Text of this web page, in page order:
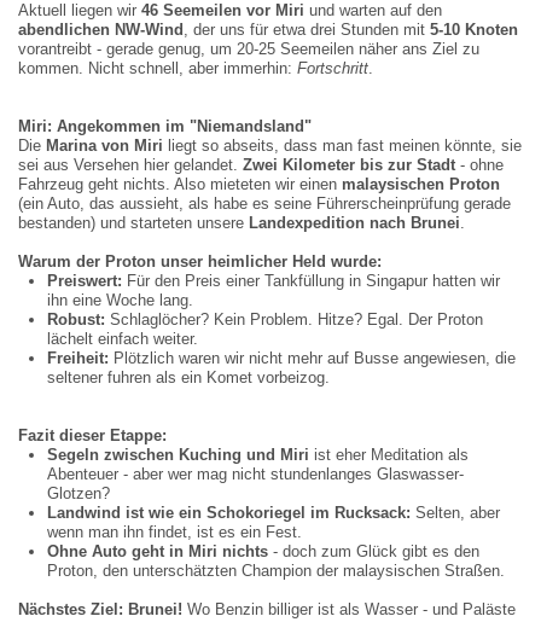
Aktuell liegen wir 46 Seemeilen vor Miri und warten auf den
abendlichen NW-Wind , der uns für etwa drei Stunden mit 5-10 Knoten
vorantreibt - gerade genug, um 20-25 Seemeilen näher ans Ziel zu
kommen. Nicht schnell, aber immerhin: Fortschritt.
Miri: Angekommen im "Niemandsland "
Die Marina von Miri liegt so abseits, dass man fast meinen könnte, sie
sei aus Versehen hier gelandet. Zwei Kilometer bis zur Stadt- ohne
Fahrzeug geht nichts. Also mieteten wir einen malaysischen Proton
(ein Auto, das aussieht, als habe es seine Führerscheinprüfung gerade
bestanden) und starteten unsere Landexpedition nach Brunei.
Warum der Proton unser heimlicher Held wurde:
Preiswert: Für den Preis einer Tankfüllung in Singapur hatten wir
ihn eine Woche lang.
Robust: Schlaglöcher? Kein Problem. Hitze? Egal. Der Proton
lächelt einfach weiter.
Freiheit: Plötzlich waren wir nicht mehr auf Busse angewiesen, die
seltener fuhren als ein Komet vorbeizog.
Fazit dieser Etappe:
Segeln zwischen Kuching und Miri ist eher Meditation als
Abenteuer - aber wer mag nicht stundenlanges Glaswasser-
Glotzen?
Landwind ist wie ein Schokoriegel im Rucksack: Selten, aber
wenn man ihn findet, ist es ein Fest.
Ohne Auto geht in Miri nichts - doch zum Glück gibt es den
Proton, den unterschätzten Champion der malaysischen Straßen.
Nächstes Ziel: Brunei! Wo Benzin billiger ist als Wasser - und Paläste